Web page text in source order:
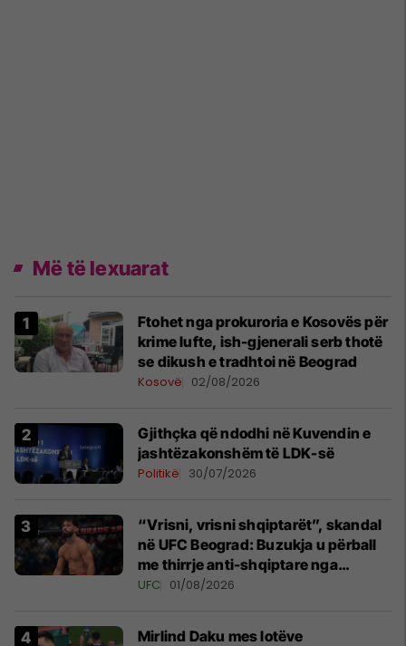
Më të lexuarat
Ftohet nga prokuroria e Kosovës për
krime lufte, ish-gjenerali serb thotë
se dikush e tradhtoi në Beograd
Kosovë 02/08/2026
Gjithçka që ndodhi në Kuvendin e
jashtëzakonshëm të LDK-së
Politikë 30/07/2026
“Vrisni, vrisni shqiptarët”, skandal
në UFC Beograd: Buzukja u përball
me thirrje anti-shqiptare nga
tribunat
UFC 01/08/2026
Mirlind Daku mes lotëve